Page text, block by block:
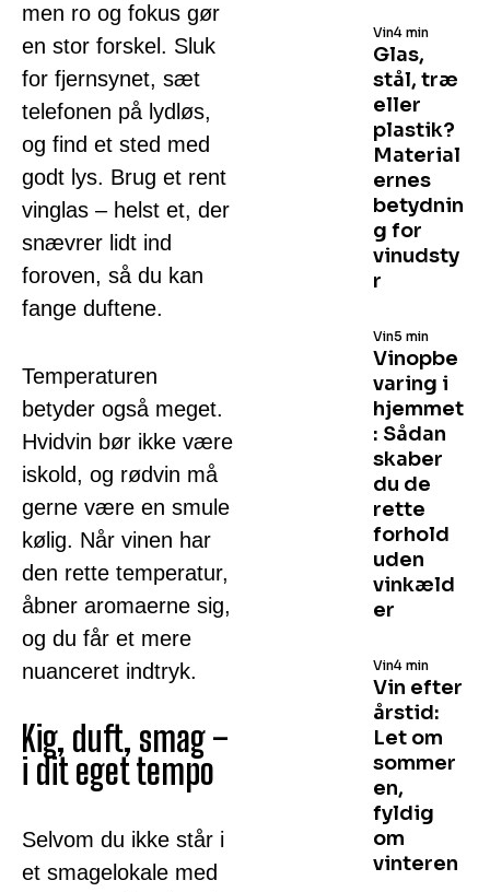
men ro og fokus gør
en stor forskel. Sluk
for fjernsynet, sæt
telefonen på lydløs,
og find et sted med
godt lys. Brug et rent
vinglas – helst et, der
snævrer lidt ind
foroven, så du kan
fange duftene.
Temperaturen
betyder også meget.
Hvidvin bør ikke være
iskold, og rødvin må
gerne være en smule
kølig. Når vinen har
den rette temperatur,
åbner aromaerne sig,
og du får et mere
nuanceret indtryk.
Kig, duft, smag –
i dit eget tempo
Selvom du ikke står i
et smagelokale med
Glas,
stål, træ
eller
plastik?
Material
ernes
betydnin
g for
vinudsty
r
Vin4 min
Vinopbe
varing i
hjemmet
: Sådan
skaber
du de
rette
forhold
uden
vinkæld
er
Vin5 min
Vin efter
årstid:
Let om
sommer
en,
fyldig
om
vinteren
Vin4 min